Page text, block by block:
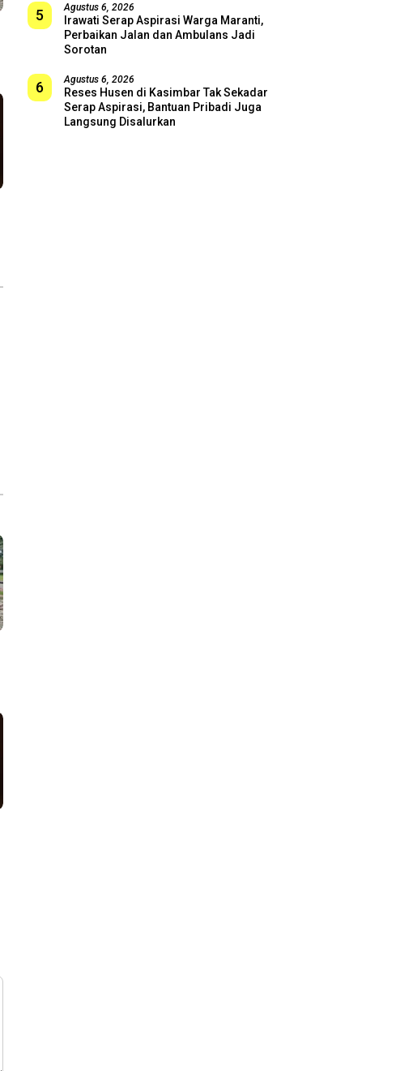
5 Agustus 6, 2026
Irawati Serap Aspirasi Warga Maranti,
Perbaikan Jalan dan Ambulans Jadi
Sorotan
6 Agustus 6, 2026
Reses Husen di Kasimbar Tak Sekadar
Serap Aspirasi, Bantuan Pribadi Juga
Langsung Disalurkan